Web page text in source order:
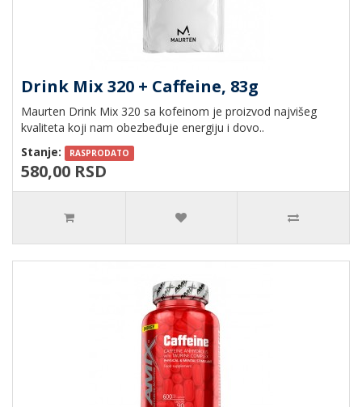
Drink Mix 320 + Caffeine, 83g
Maurten Drink Mix 320 sa kofeinom je proizvod najvišeg
kvaliteta koji nam obezbeđuje energiju i dovo..
Stanje:
RASPRODATO
580,00 RSD